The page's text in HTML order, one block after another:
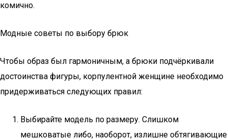
комично.
Модные советы по выбору брюк
Чтобы образ был гармоничным, а брюки подчёркивали
достоинства фигуры, корпулентной женщине необходимо
придерживаться следующих правил:
Выбирайте модель по размеру. Слишком
мешковатые либо, наоборот, излишне обтягивающие